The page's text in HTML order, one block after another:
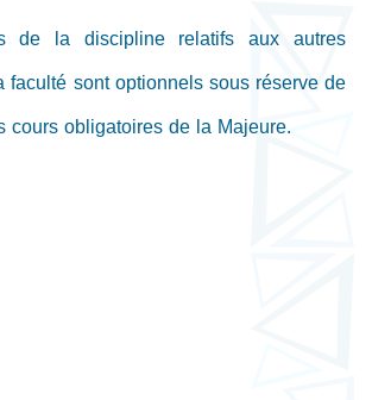
de la discipline relatifs aux autres
sont optionnels sous réserve de
cours obligatoires de la Majeure.